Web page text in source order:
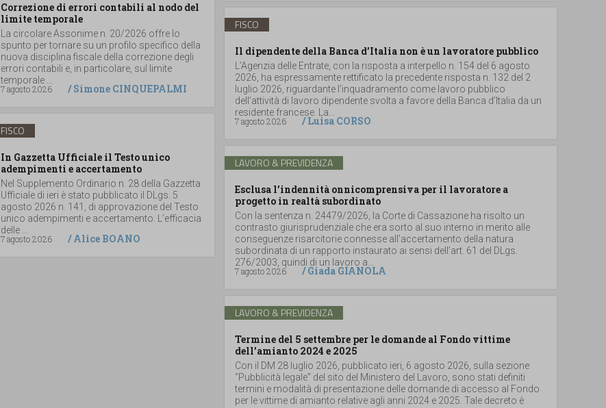
Correzione di errori contabili al nodo del
limite temporale
La circolare Assonime n. 20/2026 offre lo
spunto per tornare su un profilo specifico della
nuova disciplina fiscale della correzione degli
errori contabili e, in particolare, sul limite
temporale ...
7 agosto 2026
/Simone CINQUEPALMI
FISCO
In Gazzetta Ufficiale il Testo unico
adempimenti e accertamento
Nel Supplemento Ordinario n. 28 della Gazzetta
Ufficiale di ieri è stato pubblicato il DLgs. 5
agosto 2026 n. 141, di approvazione del Testo
unico adempimenti e accertamento. L’efficacia
delle ...
7 agosto 2026
/Alice BOANO
FISCO
Il dipendente della Banca d’Italia non è un lavoratore pubblico
L’Agenzia delle Entrate, con la risposta a interpello n. 154 del 6 agosto
2026, ha espressamente rettificato la precedente risposta n. 132 del 2
luglio 2026, riguardante l’inquadramento come lavoro pubblico
dell’attività di lavoro dipendente svolta a favore della Banca d’Italia da un
residente francese. La...
7 agosto 2026
/Luisa CORSO
LAVORO & PREVIDENZA
Esclusa l’indennità onnicomprensiva per il lavoratore a
progetto in realtà subordinato
Con la sentenza n. 24479/2026, la Corte di Cassazione ha risolto un
contrasto giurisprudenziale che era sorto al suo interno in merito alle
conseguenze risarcitorie connesse all’accertamento della natura
subordinata di un rapporto instaurato ai sensi dell’art. 61 del DLgs.
276/2003, quindi di un lavoro a...
7 agosto 2026
/Giada GIANOLA
LAVORO & PREVIDENZA
Termine del 5 settembre per le domande al Fondo vittime
dell’amianto 2024 e 2025
Con il DM 28 luglio 2026, pubblicato ieri, 6 agosto 2026, sulla sezione
“Pubblicità legale” del sito del Ministero del Lavoro, sono stati definiti
termini e modalità di presentazione delle domande di accesso al Fondo
per le vittime di amianto relative agli anni 2024 e 2025. Tale decreto è